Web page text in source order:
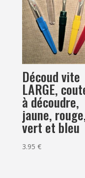
Découd vite
LARGE,
à découdre,
jaune,
vert et bleu
3.95 €